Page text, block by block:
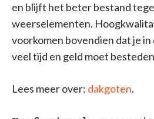
en blijft het beter bestand
weerselementen.
voorkomen bovendien dat je
veel tijd en geld moet
Lees meer over: dakgoten.